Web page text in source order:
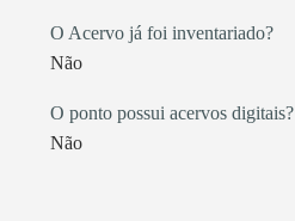
O Acervo já foi inventariado?
Não
O ponto possui acervos digitais?
Não